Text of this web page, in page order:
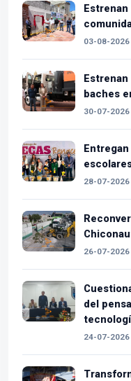
03-08-2026
baches
30-07-2026
28-07-2026
26-07-2026
del
24-07-2026